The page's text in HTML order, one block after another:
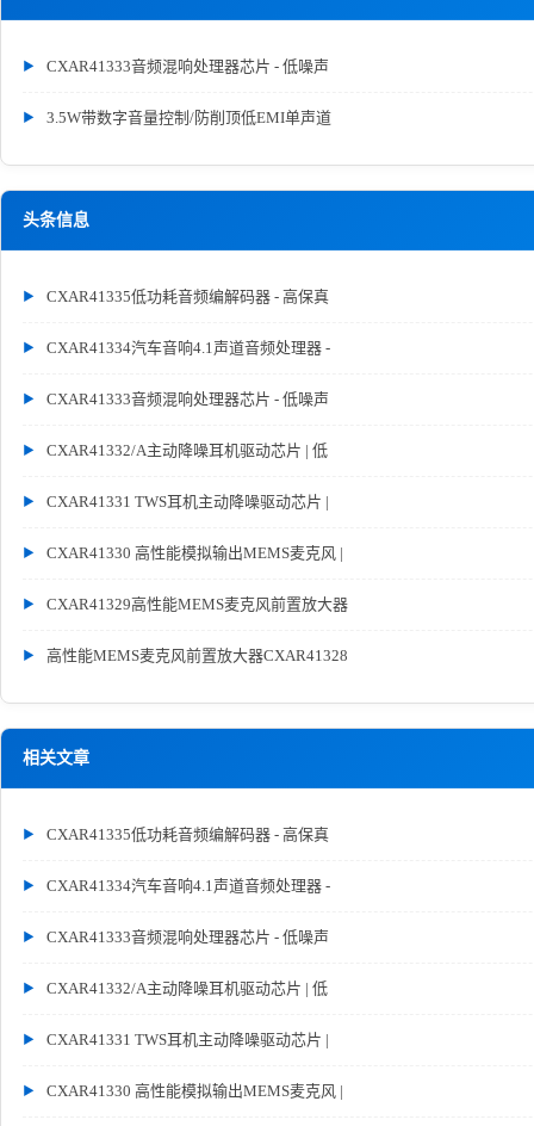
CXAR41333音频混响处理器芯片 - 低噪声
3.5W带数字音量控制/防削顶低EMI单声道
头条信息
CXAR41335低功耗音频编解码器 - 高保真
CXAR41334汽车音响4.1声道音频处理器 -
CXAR41333音频混响处理器芯片 - 低噪声
CXAR41332/A主动降噪耳机驱动芯片 | 低
CXAR41331 TWS耳机主动降噪驱动芯片 |
CXAR41330 高性能模拟输出MEMS麦克风 |
CXAR41329高性能MEMS麦克风前置放大器
高性能MEMS麦克风前置放大器CXAR41328
相关文章
CXAR41335低功耗音频编解码器 - 高保真
CXAR41334汽车音响4.1声道音频处理器 -
CXAR41333音频混响处理器芯片 - 低噪声
CXAR41332/A主动降噪耳机驱动芯片 | 低
CXAR41331 TWS耳机主动降噪驱动芯片 |
CXAR41330 高性能模拟输出MEMS麦克风 |